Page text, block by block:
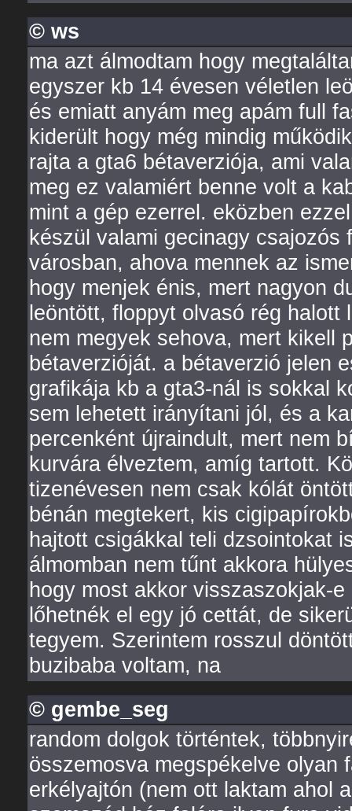
© ws
ma azt álmodtam hogy
egyszer kb 14 évesen véletlen
és emiatt anyám meg apám full
kiderült hogy még mindig
rajta a gta6 bétaverziója, ami
meg ez valamiért benne volt a
mint a gép ezerrel. eközben
készül valami gecinagy
városban, ahova mennek az
hogy menjek énis, mert nagyon
leöntött, floppyt olvasó rég halott
nem megyek sehova, mert kikell
bétaverzióját. a bétaverzió jelen
grafikája kb a gta3-nál is sokkal
sem lehetett irányítani jól, és a
percenként újraindult, mert nem
kurvára élveztem, amíg tartott.
tizenévesen nem csak kólát
bénán megtekert, kis
hajtott csigákkal teli dzsointokat
álmomban nem tűnt akkora
hogy most akkor visszaszokjak-
lőhetnék el egy jó cettát, de
tegyem. Szerintem rosszul
buzibaba voltam, na
© gembe_seg
random dolgok történtek,
összemosva megspékelve olyan
erkélyajtón (nem ott laktam ahol